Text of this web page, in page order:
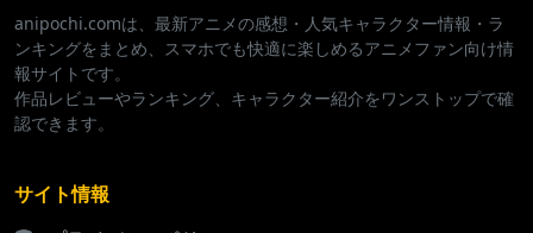
anipochi.comは、最新アニメの感想・人気キャラクター情報・ラ
ンキングをまとめ、スマホでも快適に楽しめるアニメファン向け情
報サイトです。
作品レビューやランキング、キャラクター紹介をワンストップで確
認できます。
サイト情報